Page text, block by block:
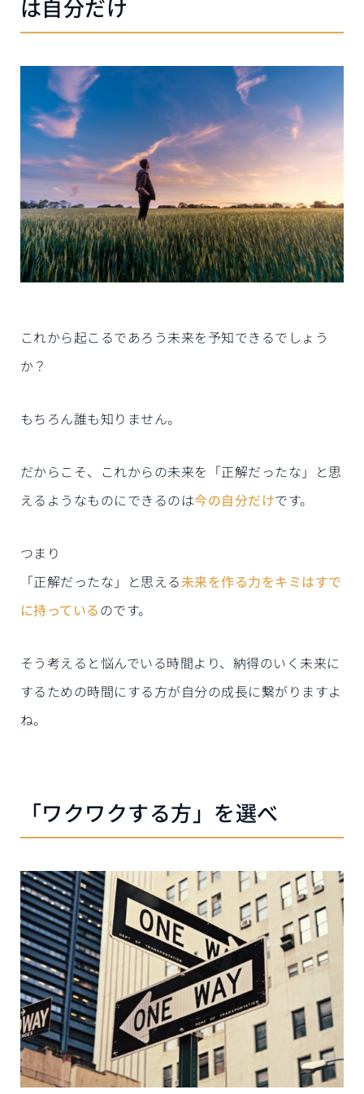
は自分だけ
これから起こるであろう未来を予知できるでしょう
か？
もちろん誰も知りません。
だからこそ、これからの未来を「正解だったな」と思
えるようなものにできるのは今の自分だけです。
つまり
「正解だったな」と思える未来を作る力をキミはすで
に持っているのです。
そう考えると悩んでいる時間より、納得のいく未来に
するための時間にする方が自分の成長に繋がりますよ
ね。
「ワクワクする方」を選べ